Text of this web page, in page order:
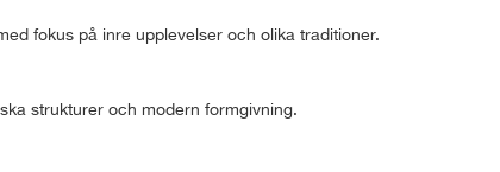
fokus på inre upplevelser och olika traditioner.
strukturer och modern formgivning.